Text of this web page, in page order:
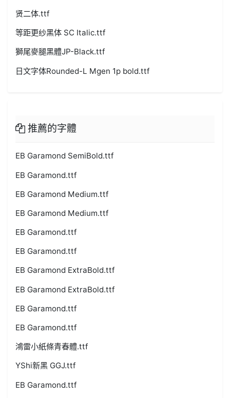
贤二体.ttf
等距更纱黑体 SC Italic.ttf
獅尾麥腿黑體JP-Black.ttf
日文字体Rounded-L Mgen 1p bold.ttf
推薦的字體
EB Garamond SemiBold.ttf
EB Garamond.ttf
EB Garamond Medium.ttf
EB Garamond Medium.ttf
EB Garamond.ttf
EB Garamond.ttf
EB Garamond ExtraBold.ttf
EB Garamond ExtraBold.ttf
EB Garamond.ttf
EB Garamond.ttf
鴻雷小紙條青春體.ttf
YShi新黑 GGJ.ttf
EB Garamond.ttf